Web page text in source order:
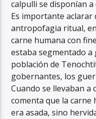
calpulli se disponían
Es importante aclarar
antropofagia ritual,
carne humana con
estaba segmentado
población de
gobernantes, los
Cuando se llevaban a
comenta que la carne
era asada, sino